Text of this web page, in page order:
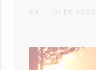
SN 07 DE